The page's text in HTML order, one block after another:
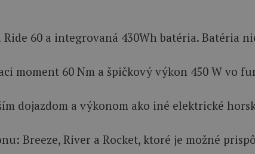
Ride 60 a integrovaná 430Wh batéria. Batéria
moment 60 Nm a špičkový výkon 450 W vo
dojazdom a výkonom ako iné elektrické
Breeze, River a Rocket, ktoré je možné